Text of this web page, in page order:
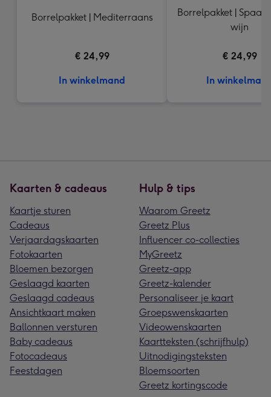
Borrelpakket | Mediterraans
€ 24,99
In winkelmand
Borrelpakket |
wijn
€ 24,99
In
Kaarten & cadeaus
Kaartje sturen
Cadeaus
Verjaardagskaarten
Fotokaarten
Bloemen bezorgen
Geslaagd kaarten
Geslaagd cadeaus
Ansichtkaart maken
Ballonnen versturen
Baby cadeaus
Fotocadeaus
Feestdagen
Hulp & tips
Waarom Greetz
Greetz Plus
Influencer co-collecties
MyGreetz
Greetz-app
Greetz-kalender
Personaliseer je kaart
Groepswenskaarten
Videowenskaarten
Kaartteksten (schrijfhulp)
Uitnodigingsteksten
Bloemsoorten
Greetz kortingscode